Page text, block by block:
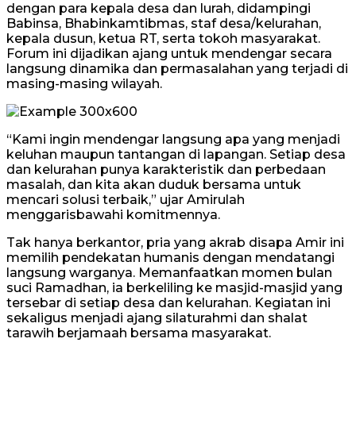
dengan para kepala desa dan lurah, didampingi
Babinsa, Bhabinkamtibmas, staf desa/kelurahan,
kepala dusun, ketua RT, serta tokoh masyarakat.
Forum ini dijadikan ajang untuk mendengar secara
langsung dinamika dan permasalahan yang terjadi di
masing-masing wilayah.
“Kami ingin mendengar langsung apa yang menjadi
keluhan maupun tantangan di lapangan. Setiap desa
dan kelurahan punya karakteristik dan perbedaan
masalah, dan kita akan duduk bersama untuk
mencari solusi terbaik,” ujar Amirulah
menggarisbawahi komitmennya.
Tak hanya berkantor, pria yang akrab disapa Amir ini
memilih pendekatan humanis dengan mendatangi
langsung warganya. Memanfaatkan momen bulan
suci Ramadhan, ia berkeliling ke masjid-masjid yang
tersebar di setiap desa dan kelurahan. Kegiatan ini
sekaligus menjadi ajang silaturahmi dan shalat
tarawih berjamaah bersama masyarakat.